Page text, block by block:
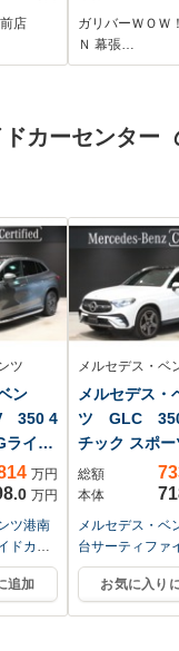
アリ
ラ
トロ
店
接続 バック
席シートヒー
ETC フォグ
ガリバーＷＯＷ
Ｎ 幕張…
カーセンター
ツ
ン
350 4
ライン
万円
.0 万円
ツ港南
ドカー
追加
メルセデス・ベ
メルセデス・
ツ GLC
チック スポー
ィ...
総額
本体
メルセデス・ベ
台サーティファ
センター
お気に入り